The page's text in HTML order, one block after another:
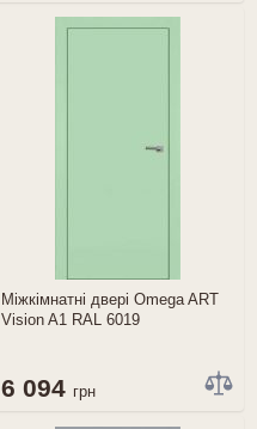
Міжкімнатні двері Omega ART
Vision A1 RAL 6019
6 094 грн